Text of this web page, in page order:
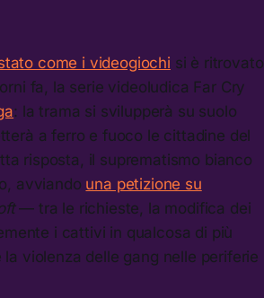
come i videogiochi si è ritrovato
fa, la serie videoludica Far Cry
: la trama si svilupperà su suolo
a ferro e fuoco le cittadine del
risposta, il suprematismo bianco
avviando una petizione su
— tra le richieste, la modifica dei
i cattivi in qualcosa di più
violenza delle gang nelle periferie